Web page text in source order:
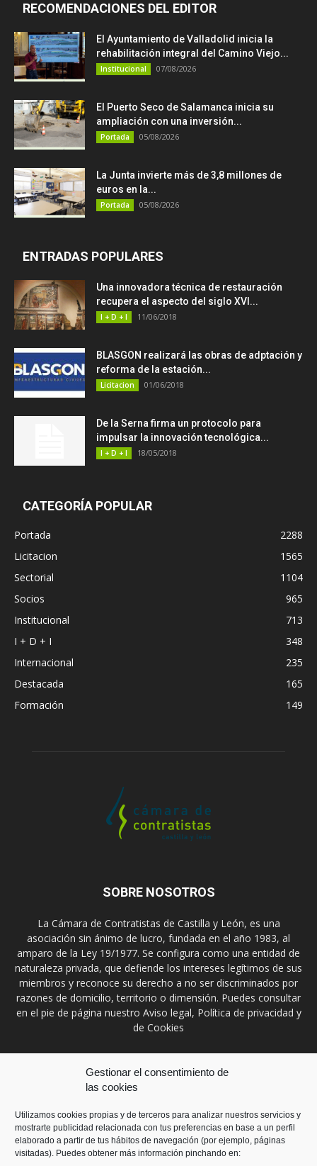
Gestionar el consentimiento de
las cookies
Utilizamos cookies propias y de terceros para analizar nuestros servicios y
mostrarte publicidad relacionada con tus preferencias en base a un perfil
elaborado a partir de tus hábitos de navegación (por ejemplo, páginas
visitadas). Puedes obtener más información pinchando en:
RECOMENDACIONES DEL EDITOR
El Ayuntamiento de Valladolid inicia la
rehabilitación integral del Camino Viejo...
Institucional 07/08/2026
El Puerto Seco de Salamanca inicia su
ampliación con una inversión...
Portada 05/08/2026
La Junta invierte más de 3,8 millones de
euros en la...
Portada 05/08/2026
ENTRADAS POPULARES
Una innovadora técnica de restauración
recupera el aspecto del siglo XVI...
I + D + I 11/06/2018
BLASGON realizará las obras de adptación y
reforma de la estación...
Licitacion 01/06/2018
De la Serna firma un protocolo para
impulsar la innovación tecnológica...
I + D + I 18/05/2018
CATEGORÍA POPULAR
Portada
2288
Licitacion
1565
Sectorial
1104
Socios
965
Institucional
713
I + D + I
348
Internacional
235
Destacada
165
Formación
149
SOBRE NOSOTROS
La Cámara de Contratistas de Castilla y León, es una
asociación sin ánimo de lucro, fundada en el año 1983, al
amparo de la Ley 19/1977. Se configura como una entidad de
naturaleza privada, que defiende los intereses legítimos de sus
miembros y reconoce su derecho a no ser discriminados por
razones de domicilio, territorio o dimensión. Puedes consultar
en el pie de página nuestro Aviso legal, Política de privacidad y
de Cookies
Contáctanos:prensa@ccontratistascyl.es
SÍGUENOS